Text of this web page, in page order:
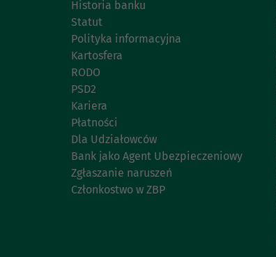
Historia banku
Statut
Polityka informacyjna
Kartosfera
RODO
PSD2
Kariera
Płatności
Dla Udziałowców
Bank jako Agent Ubezpieczeniowy
Zgłaszanie naruszeń
Członkostwo w ZBP